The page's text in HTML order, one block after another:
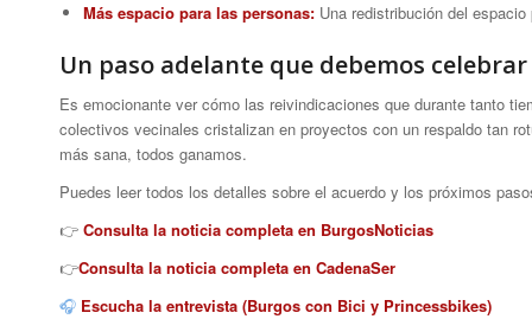
Más espacio para las personas: Una redistribución del
Un paso adelante que debemos celebrar
Es emocionante ver cómo las reivindicaciones que durante tanto
colectivos vecinales cristalizan en proyectos con un respaldo tan
más sana, todos ganamos.
Puedes leer todos los detalles sobre el acuerdo y los próximos
👉 Consulta la noticia completa en BurgosNoticias
👉Consulta la noticia completa en CadenaSer
🎧 Escucha la entrevista (Burgos con Bici y Princessbikes)